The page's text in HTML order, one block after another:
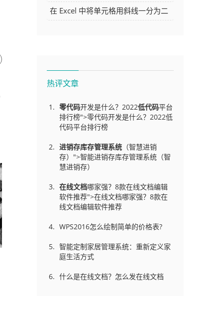
骤及技巧
在 Excel 中将单元格用斜线一分为二
热评文章
零代码开发是什么？2022低代码平台
排行榜">零代码开发是什么？2022低
代码平台排行榜
进销存库存管理系统 （智慧进销
存）">智能进销存库存管理系统（智
慧进销存）
在线文档哪家强？8款在线文档编辑
软件推荐">在线文档哪家强？8款在
线文档编辑软件推荐
WPS2016怎么绘制简单的价格表?
智能定制家居管理系统：重新定义家
庭生活方式
什么是在线文档？怎么发在线文档